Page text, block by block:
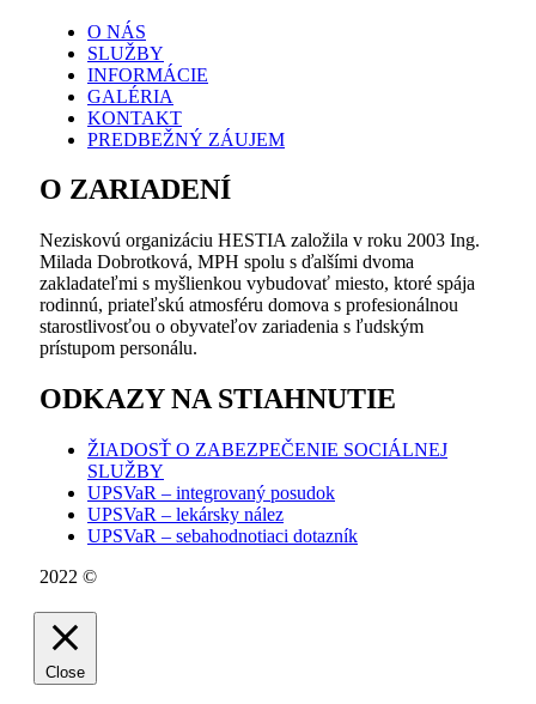
manažmentu vypýtali spoločnú fotku ako milú spomienku
na vydarenú akciu. Veríme, že Mikuláš navštívi HESTIU,
n.o. aj na budúci rok .
O NÁS
SLUŽBY
INFORMÁCIE
GALÉRIA
KONTAKT
PREDBEŽNÝ ZÁUJEM
O ZARIADENÍ
Neziskovú organizáciu HESTIA založila v roku 2003 Ing.
Milada Dobrotková, MPH spolu s ďalšími dvoma
zakladateľmi s myšlienkou vybudovať miesto, ktoré spája
rodinnú, priateľskú atmosféru domova s profesionálnou
starostlivosťou o obyvateľov zariadenia s ľudským
prístupom personálu.
ODKAZY NA STIAHNUTIE
ŽIADOSŤ O ZABEZPEČENIE SOCIÁLNEJ
SLUŽBY
UPSVaR – integrovaný posudok
UPSVaR – lekársky nález
UPSVaR – sebahodnotiaci dotazník
2022 ©
Close